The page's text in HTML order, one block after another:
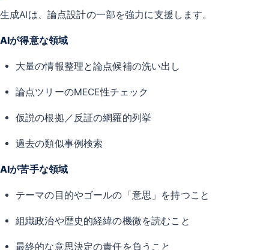
生成AIは、論点設計の一部を強力に支援します。
AIが得意な領域
大量の情報整理と論点候補の洗い出し
論点ツリーのMECE性チェック
仮説の根拠／反証の網羅的列挙
過去の類似事例検索
AIが苦手な領域
テーマの目的やゴールの「意思」を持つこと
組織政治や歴史的経緯の機微を読むこと
最終的な意思決定の責任を負うこと